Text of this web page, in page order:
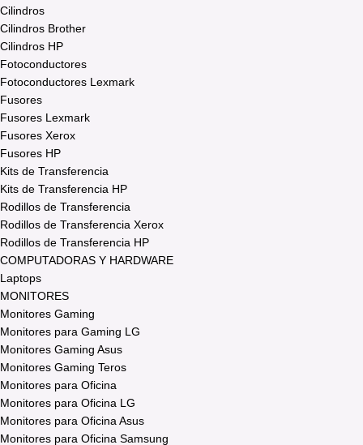
Cilindros
Cilindros Brother
Cilindros HP
Fotoconductores
Fotoconductores Lexmark
Fusores
Fusores Lexmark
Fusores Xerox
Fusores HP
Kits de Transferencia
Kits de Transferencia HP
Rodillos de Transferencia
Rodillos de Transferencia Xerox
Rodillos de Transferencia HP
COMPUTADORAS Y HARDWARE
Laptops
MONITORES
Monitores Gaming
Monitores para Gaming LG
Monitores Gaming Asus
Monitores Gaming Teros
Monitores para Oficina
Monitores para Oficina LG
Monitores para Oficina Asus
Monitores para Oficina Samsung